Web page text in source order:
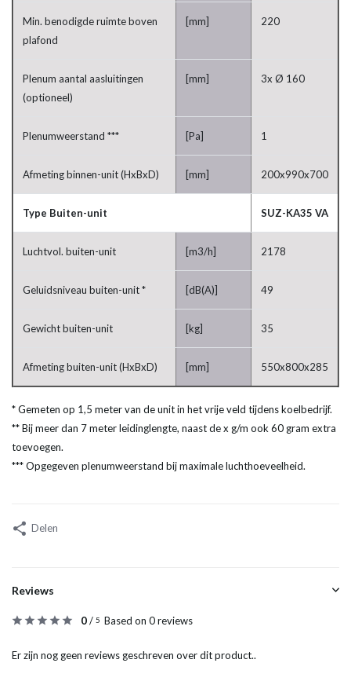
Min. benodigde ruimte boven
plafond
[mm] 220
Plenum aantal aasluitingen
(optioneel)
[mm] 3x Ø 160
Plenumweerstand *** [Pa] 1
Afmeting binnen-unit (HxBxD) [mm] 200x990x700
Type Buiten-unit SUZ-KA35 VA
Luchtvol. buiten-unit [m3/h] 2178
Geluidsniveau buiten-unit * [dB(A)] 49
Gewicht buiten-unit [kg] 35
Afmeting buiten-unit (HxBxD) [mm] 550x800x285
* Gemeten op 1,5 meter van de unit in het vrije veld tijdens koelbedrijf.
** Bij meer dan 7 meter leidinglengte, naast de x g/m ook 60 gram extra
toevoegen.
*** Opgegeven plenumweerstand bij maximale luchthoeveelheid.
Delen
Reviews
0/ 5 Based on 0 reviews
Er zijn nog geen reviews geschreven over dit product..